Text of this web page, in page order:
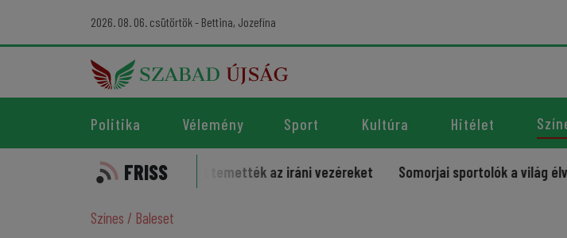
2026. 08. 06. csütörtök - Bettina, Jozefína
Politika Vélemény Sport Kultúra Hitélet
FRISS
Harcias tömegek temették az iráni vezéreket Somorjai sportolók a világ
Színes / Baleset